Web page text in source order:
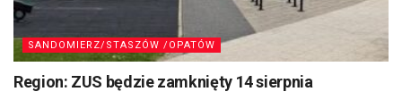
SANDOMIERZ/STASZÓW /OPATÓW
Region: ZUS będzie zamknięty 14 sierpnia